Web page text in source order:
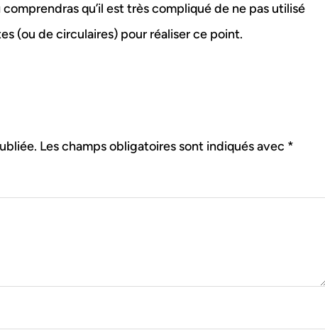
qu’il est très compliqué de ne pas utilisé
(ou de circulaires) pour réaliser ce point.
Les champs obligatoires sont indiqués avec *